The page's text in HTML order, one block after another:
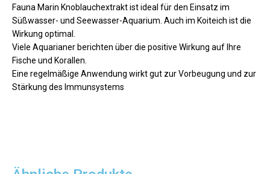
Fauna Marin Knoblauchextrakt ist ideal für den Einsatz im
Süßwasser- und Seewasser-Aquarium. Auch im Koiteich ist die
Wirkung optimal.
Viele Aquarianer berichten über die positive Wirkung auf Ihre
Fische und Korallen.
Eine regelmäßige Anwendung wirkt gut zur Vorbeugung und zur
Stärkung des Immunsystems